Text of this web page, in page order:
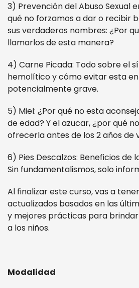
3) Prevención del Abuso Sexual
qué no forzamos a dar o recibir
sus verdaderos nombres: ¿Por
llamarlos de esta manera?
4) Carne Picada: Todo sobre el
hemolítico y cómo evitar esta
potencialmente grave.
5) Miel: ¿Por qué no esta
de edad? Y el azucar, ¿por qué
ofrecerla antes de los 2 años de
6) Pies Descalzos: Beneficios de
Sin fundamentalismos, solo
Al finalizar este curso, vas a
actualizados basados en las
y mejores prácticas para
a los niños.
Modalidad